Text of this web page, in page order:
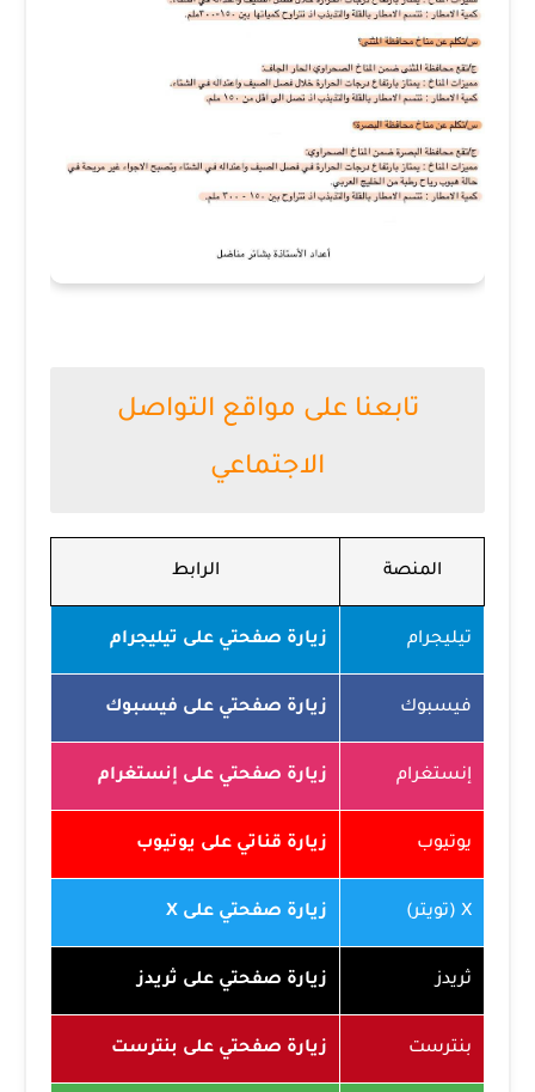
تابعنا على مواقع التواصل
الاجتماعي
المنصة الرابط
تيليجرام زيارة صفحتي على تيليجرام
فيسبوك زيارة صفحتي على فيسبوك
إنستغرام زيارة صفحتي على إنستغرام
يوتيوب زيارة قناتي على يوتيوب
X (تويتر) زيارة صفحتي على X
ثريدز زيارة صفحتي على ثريدز
بنترست زيارة صفحتي على بنترست